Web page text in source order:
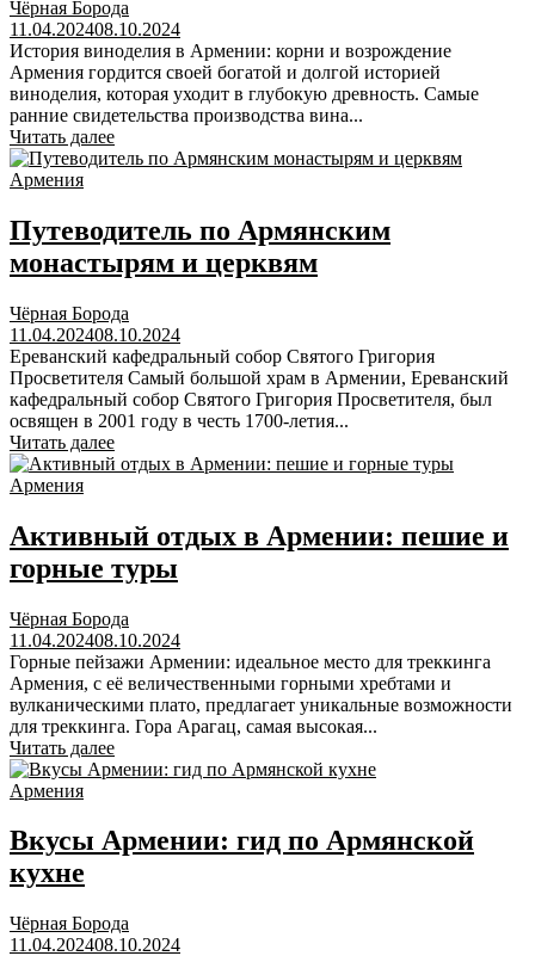
Чёрная Борода
11.04.202408.10.2024
История виноделия в Армении: корни и возрождение
Армения гордится своей богатой и долгой историей
виноделия, которая уходит в глубокую древность. Самые
ранние свидетельства производства вина...
Читать далее
Армения
Путеводитель по Армянским
монастырям и церквям
Чёрная Борода
11.04.202408.10.2024
Ереванский кафедральный собор Святого Григория
Просветителя Самый большой храм в Армении, Ереванский
кафедральный собор Святого Григория Просветителя, был
освящен в 2001 году в честь 1700-летия...
Читать далее
Армения
Активный отдых в Армении: пешие и
горные туры
Чёрная Борода
11.04.202408.10.2024
Горные пейзажи Армении: идеальное место для треккинга
Армения, с её величественными горными хребтами и
вулканическими плато, предлагает уникальные возможности
для треккинга. Гора Арагац, самая высокая...
Читать далее
Армения
Вкусы Армении: гид по Армянской
кухне
Чёрная Борода
11.04.202408.10.2024